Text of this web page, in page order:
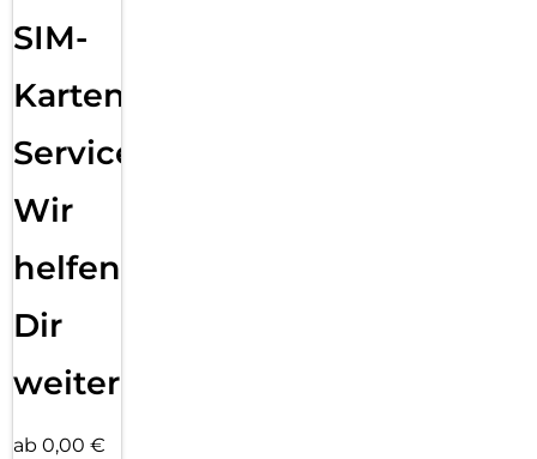
Podcasts und kontaktiere den Notruf – alles ohne dein
iPhone. Und jetzt bist du mit schnellem 5G unterwegs noch
SIM-
Karten
Service:
Wir
helfen
Dir
weiter
ab 0,00 €